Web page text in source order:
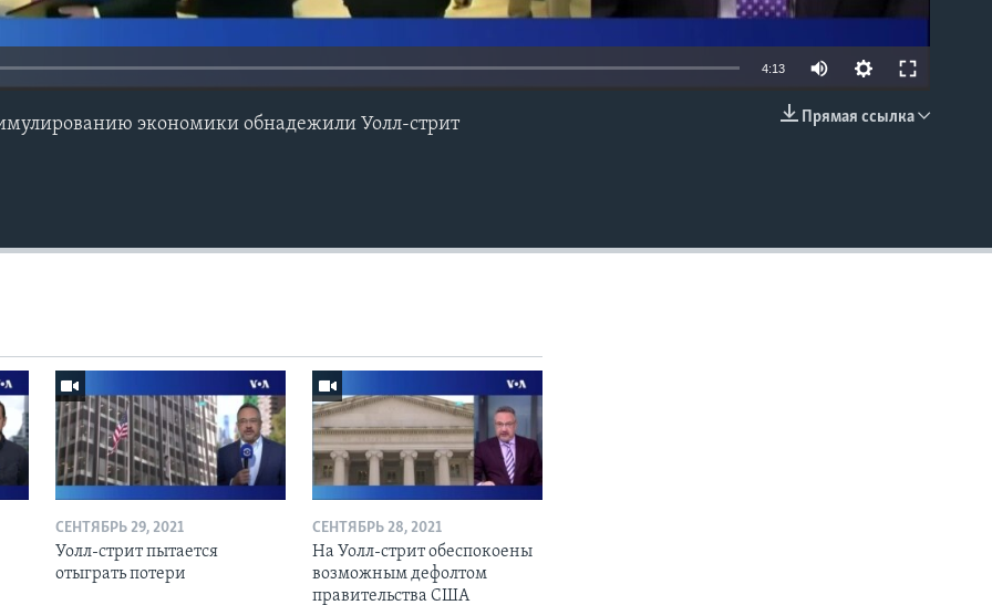
4:13
Прямая ссылка
экономики обнадежили Уолл-стрит
СЕНТЯБРЬ 29, 2021
Уолл-стрит пытается
отыграть потери
СЕНТЯБРЬ 28, 2021
На Уолл-стрит обеспокоены
возможным дефолтом
правительства США